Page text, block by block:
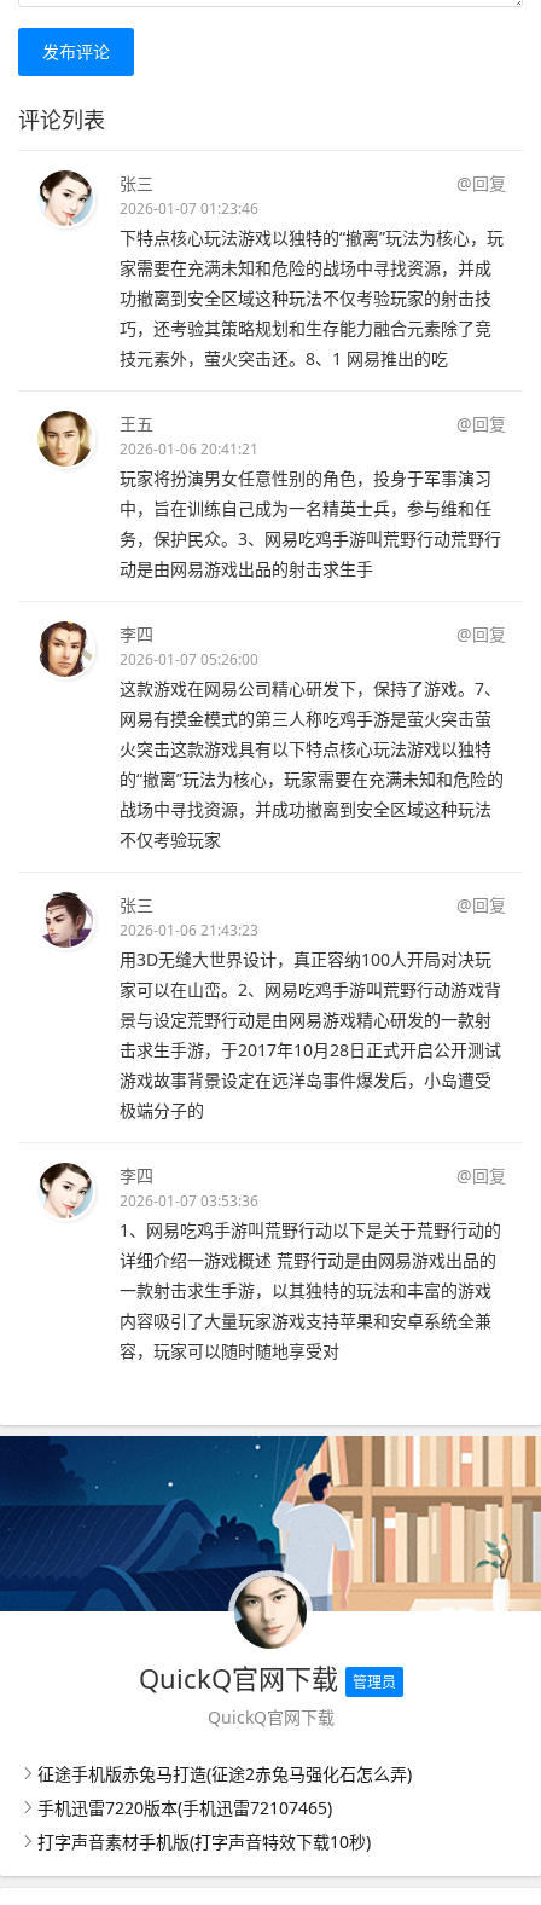
发布评论
评论列表
张三 @回复
2026-01-07 01:23:46
下特点核心玩法游戏以独特的“撤离”玩法为核心，玩
家需要在充满未知和危险的战场中寻找资源，并成
功撤离到安全区域这种玩法不仅考验玩家的射击技
巧，还考验其策略规划和生存能力融合元素除了竞
技元素外，萤火突击还。8、1 网易推出的吃
王五 @回复
2026-01-06 20:41:21
玩家将扮演男女任意性别的角色，投身于军事演习
中，旨在训练自己成为一名精英士兵，参与维和任
务，保护民众。3、网易吃鸡手游叫荒野行动荒野行
动是由网易游戏出品的射击求生手
李四 @回复
2026-01-07 05:26:00
这款游戏在网易公司精心研发下，保持了游戏。7、
网易有摸金模式的第三人称吃鸡手游是萤火突击萤
火突击这款游戏具有以下特点核心玩法游戏以独特
的“撤离”玩法为核心，玩家需要在充满未知和危险的
战场中寻找资源，并成功撤离到安全区域这种玩法
不仅考验玩家
张三 @回复
2026-01-06 21:43:23
用3D无缝大世界设计，真正容纳100人开局对决玩
家可以在山峦。2、网易吃鸡手游叫荒野行动游戏背
景与设定荒野行动是由网易游戏精心研发的一款射
击求生手游，于2017年10月28日正式开启公开测试
游戏故事背景设定在远洋岛事件爆发后，小岛遭受
极端分子的
李四 @回复
2026-01-07 03:53:36
1、网易吃鸡手游叫荒野行动以下是关于荒野行动的
详细介绍一游戏概述 荒野行动是由网易游戏出品的
一款射击求生手游，以其独特的玩法和丰富的游戏
内容吸引了大量玩家游戏支持苹果和安卓系统全兼
容，玩家可以随时随地享受对
QuickQ官网下载 管理员
QuickQ官网下载
征途手机版赤兔马打造(征途2赤兔马强化石怎么弄)
手机迅雷7220版本(手机迅雷72107465)
打字声音素材手机版(打字声音特效下载10秒)